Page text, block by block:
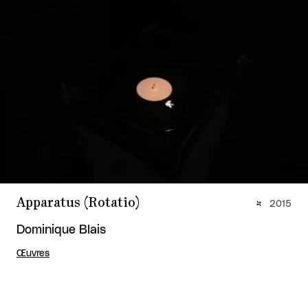
Apparatus (Rotatio)
Dominique Blais
Œuvres
2015